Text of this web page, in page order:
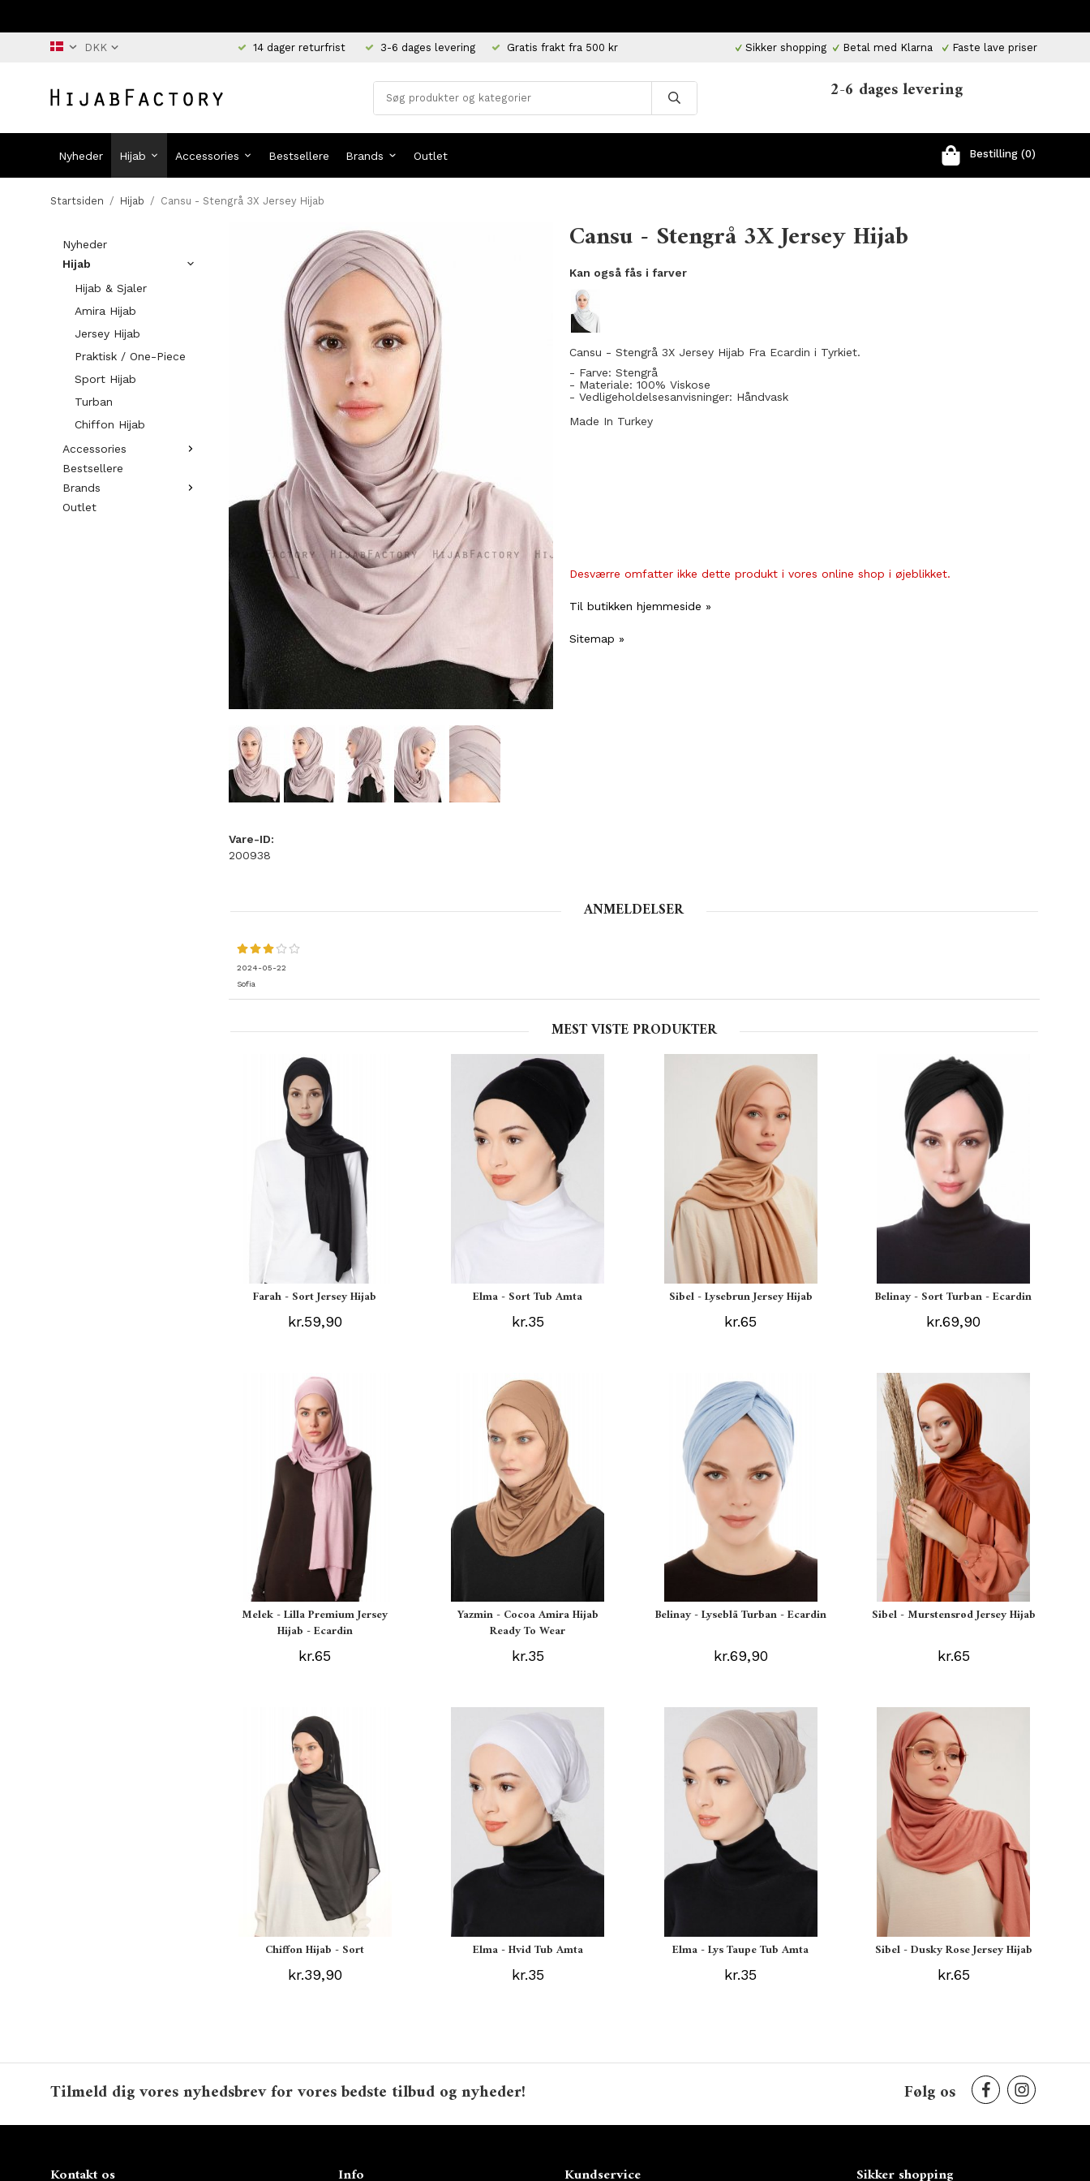
14 dager returfrist 3-6 dages levering Gratis frakt fra 500 kr Sikker shopping Betal med Klarna Faste lave priser
2-6 dages levering
Nyheder Hijab Accessories Bestsellere Brands Outlet Bestilling (0)
Startsiden / Hijab / Cansu - Stengrå 3X Jersey Hijab
Nyheder
Hijab
Hijab & Sjaler
Amira Hijab
Jersey Hijab
Praktisk / One-Piece
Sport Hijab
Turban
Chiffon Hijab
Accessories
Bestsellere
Brands
Outlet
Cansu - Stengrå 3X Jersey Hijab
Kan også fås i farver
Cansu - Stengrå 3X Jersey Hijab Fra Ecardin i Tyrkiet.
- Farve: Stengrå
- Materiale: 100% Viskose
- Vedligeholdelsesanvisninger: Håndvask
Made In Turkey
Desværre omfatter ikke dette produkt i vores online shop i øjeblikket.
Til butikken hjemmeside »
Sitemap »
Vare-ID:
200938
ANMELDELSER
2024-05-22
Sofia
MEST VISTE PRODUKTER
Farah - Sort Jersey Hijab
kr.59,90
Elma - Sort Tub Amta
kr.35
Sibel - Lysebrun Jersey Hijab
kr.65
Belinay - Sort Turban - Ecardin
kr.69,90
Melek - Lilla Premium Jersey
Hijab - Ecardin
kr.65
Yazmin - Cocoa Amira Hijab
Ready To Wear
kr.35
Belinay - Lyseblå Turban - Ecardin
kr.69,90
Sibel - Murstensrød Jersey Hijab
kr.65
Chiffon Hijab - Sort
kr.39,90
Elma - Hvid Tub Amta
kr.35
Elma - Lys Taupe Tub Amta
kr.35
Sibel - Dusky Rose Jersey Hijab
kr.65
Tilmeld dig vores nyhedsbrev for vores bedste tilbud og nyheder! Følg os
Kontakt os Info Kundservice Sikker shopping